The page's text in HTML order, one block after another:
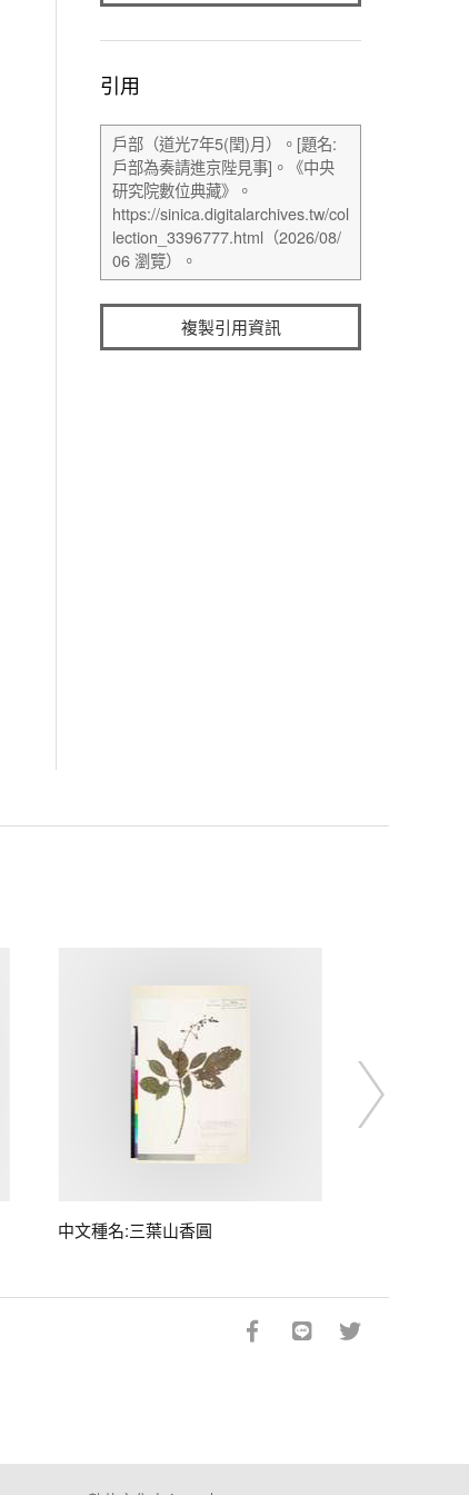
引用
複製引用資訊
中文種名:三葉山香圓